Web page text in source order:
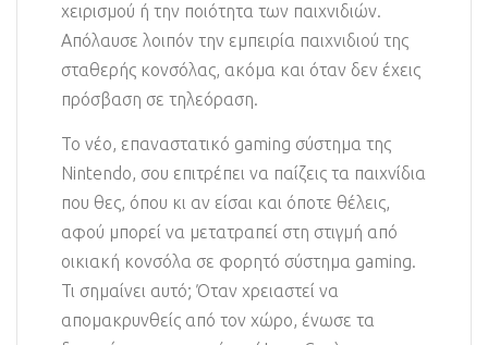
χειρισμού ή την ποιότητα των παιχνιδιών.
Απόλαυσε λοιπόν την εμπειρία παιχνιδιού της
σταθερής κονσόλας, ακόμα και όταν δεν έχεις
πρόσβαση σε τηλεόραση.
Το νέο, επαναστατικό gaming σύστημα της
Nintendo, σου επιτρέπει να παίζεις τα παιχνίδια
που θες, όπου κι αν είσαι και όποτε θέλεις,
αφού μπορεί να μετατραπεί στη στιγμή από
οικιακή κονσόλα σε φορητό σύστημα gaming.
Τι σημαίνει αυτό; Όταν χρειαστεί να
απομακρυνθείς από τον χώρο, ένωσε τα